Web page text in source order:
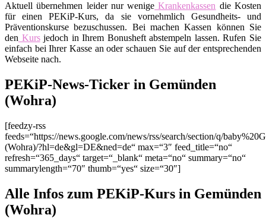
Aktuell übernehmen leider nur wenige Krankenkassen die Kosten
für einen PEKiP-Kurs, da sie vornehmlich Gesundheits- und
Präventionskurse bezuschussen. Bei machen Kassen können Sie
den Kursjedoch in Ihrem Bonusheft abstempeln lassen. Rufen Sie
einfach bei Ihrer Kasse an oder schauen Sie auf der entsprechenden
Webseite nach.
PEKiP-News-Ticker in Gemünden
(Wohra)
[feedzy-rss
feeds=“https://news.google.com/news/rss/search/section/q/
(Wohra)/?hl=de&gl=DE&ned=de“ max=“3″ feed_title=“no“
refresh=“365_days“ target=“_blank“ meta=“no“ summary=“no“
summarylength=“70″ thumb=“yes“ size=“30″]
Alle Infos zum PEKiP-Kurs in Gemünden
(Wohra)